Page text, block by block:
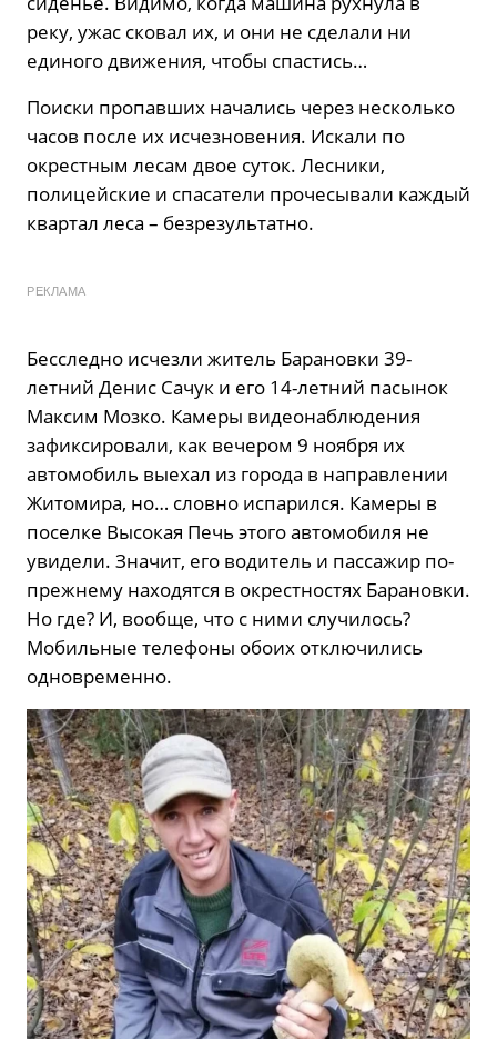
реку, ужас сковал их, и они не сделали ни
единого движения, чтобы спастись…
Поиски пропавших начались через несколько
часов после их исчезновения. Искали по
окрестным лесам двое суток. Лесники,
полицейские и спасатели прочесывали каждый
квартал леса – безрезультатно.
РЕКЛАМА
Бесследно исчезли житель Барановки 39-
летний Денис Сачук и его 14-летний пасынок
Максим Мозко. Камеры видеонаблюдения
зафиксировали, как вечером 9 ноября их
автомобиль выехал из города в направлении
Житомира, но… словно испарился. Камеры в
поселке Высокая Печь этого автомобиля не
увидели. Значит, его водитель и пассажир по-
прежнему находятся в окрестностях Барановки.
Но где? И, вообще, что с ними случилось?
Мобильные телефоны обоих отключились
одновременно.